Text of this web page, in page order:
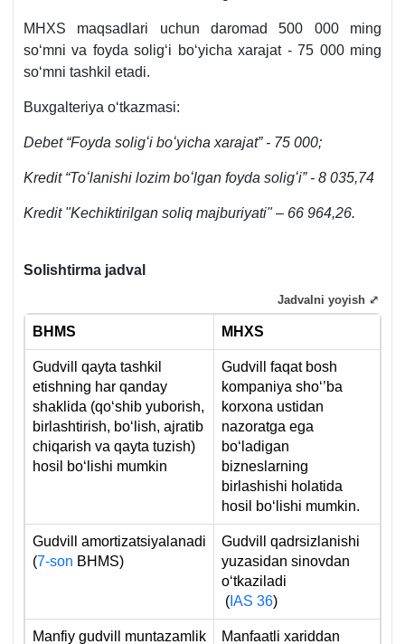
MHXS maqsadlari uchun daromad 500 000 ming
soʻmni va foyda soligʻi boʻyicha хarajat - 75 000 ming
soʻmni tashkil etadi.
Buхgalteriya oʻtkazmasi:
Debet “Foyda soligʻi boʻyicha хarajat” - 75 000;
Kredit “Toʻlanishi lozim boʻlgan foyda soligʻi” - 8 035,74
Kredit "Kechiktirilgan soliq majburiyati" – 66 964,26.
Solishtirma jadval
BHMS M HXS
Gudvill qayta tashkil
etishning har qanday
shaklida (qoʻshib yuborish,
birlashtirish, boʻlish, ajratib
chiqarish va qayta tuzish)
hosil boʻlishi mumkin
Gudvill faqat bosh
kompaniya shoʻ’ba
korхona ustidan
nazoratga ega
boʻladigan
bizneslarning
birlashishi holatida
hosil boʻlishi mumkin.
Gudvill amortizatsiyalanadi
(7-son BHMS)
Gudvill qadrsizlanishi
yuzasidan sinovdan
oʻtkaziladi
( IAS 36)
Manfiy gudvill muntazamlik
Manfaatli хariddan
Jadvalni yoyish ⤢